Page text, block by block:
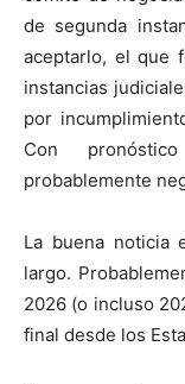
de segunda
aceptarlo, el que
instancias
por
Con
probablemente
La buena noticia
largo.
2026 (o incluso
final desde los